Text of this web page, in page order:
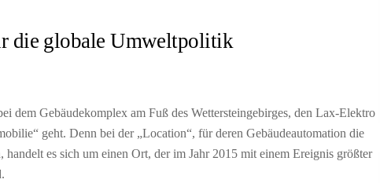
die globale Umweltpolitik
dem Gebäudekomplex am Fuß des Wettersteingebirges, den Lax-Elektro
geht. Denn bei der „Location“, für deren Gebäudeautomation die
es sich um einen Ort, der im Jahr 2015 mit einem Ereignis größter